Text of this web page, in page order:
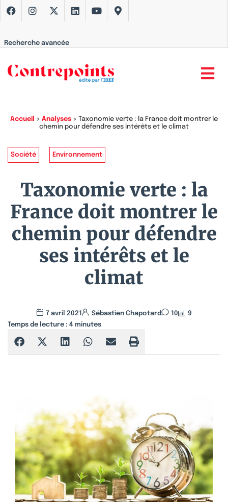
Recherche avancée
Accueil > Analyses > Taxonomie verte : la France doit montrer le
chemin pour défendre ses intérêts et le climat
Société Environnement
Taxonomie verte : la
France doit montrer le
chemin pour défendre
ses intérêts et le
climat
7 avril 2021 Sébastien Chapotard 10
9
Temps de lecture : 4 minutes